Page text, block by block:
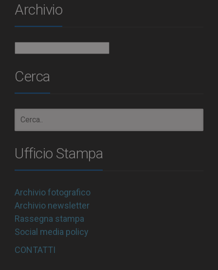
Archivio
Cerca
Ufficio Stampa
Archivio fotografico
Archivio newsletter
Rassegna stampa
Social media policy
CONTATTI